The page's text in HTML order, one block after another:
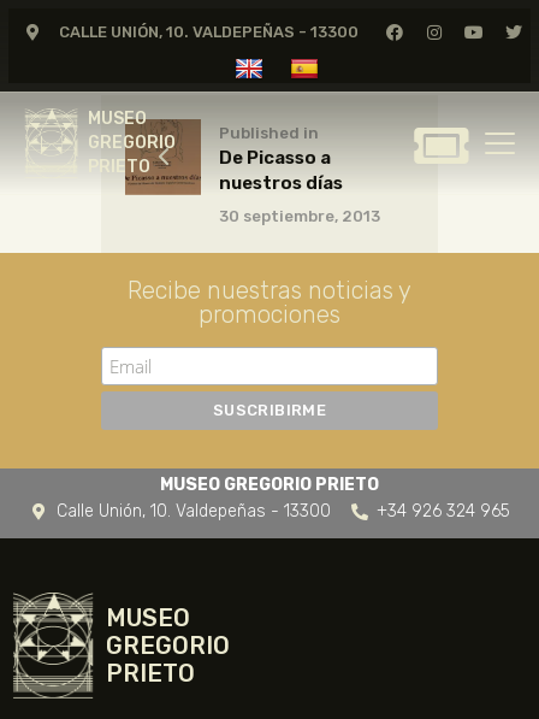
CALLE UNIÓN, 10. VALDEPEÑAS - 13300
MUSEO
GREGORIO
PRIETO
MUSEO
GREGORIO
GREGORIO PRIETO
CERTAMEN DE DIBUJO
FUNDACIÓN
TIENDA
NOTICIAS
Published in
De Picasso a
nuestros días
30 septiembre, 2013
Recibe nuestras noticias y
promociones
MUSEO GREGORIO PRIETO
Calle Unión, 10. Valdepeñas - 13300
+34 926 324 965
MUSEO
GREGORIO
PRIETO